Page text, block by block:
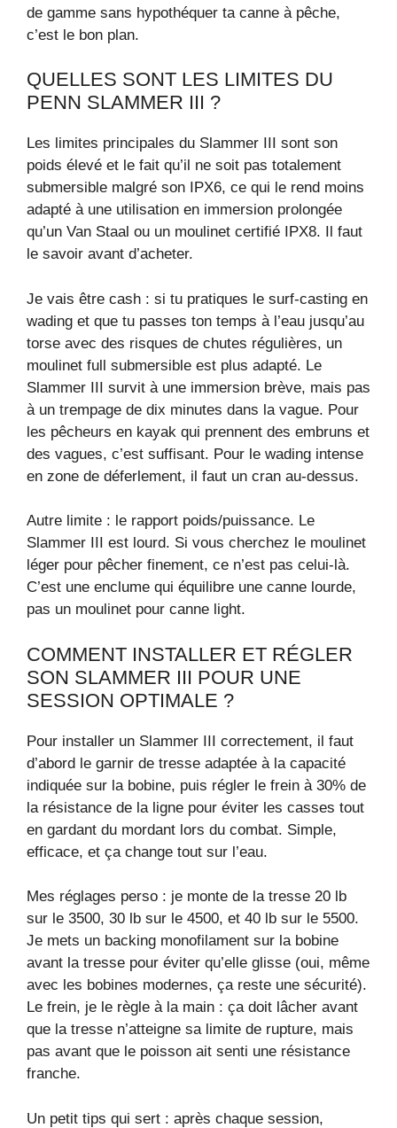
de gamme sans hypothéquer ta canne à pêche,
c’est le bon plan.
QUELLES SONT LES LIMITES DU
PENN SLAMMER III ?
Les limites principales du Slammer III sont son
poids élevé et le fait qu’il ne soit pas totalement
submersible malgré son IPX6, ce qui le rend moins
adapté à une utilisation en immersion prolongée
qu’un Van Staal ou un moulinet certifié IPX8. Il faut
le savoir avant d’acheter.
Je vais être cash : si tu pratiques le surf-casting en
wading et que tu passes ton temps à l’eau jusqu’au
torse avec des risques de chutes régulières, un
moulinet full submersible est plus adapté. Le
Slammer III survit à une immersion brève, mais pas
à un trempage de dix minutes dans la vague. Pour
les pêcheurs en kayak qui prennent des embruns et
des vagues, c’est suffisant. Pour le wading intense
en zone de déferlement, il faut un cran au-dessus.
Autre limite : le rapport poids/puissance. Le
Slammer III est lourd. Si vous cherchez le moulinet
léger pour pêcher finement, ce n’est pas celui-là.
C’est une enclume qui équilibre une canne lourde,
pas un moulinet pour canne light.
COMMENT INSTALLER ET RÉGLER
SON SLAMMER III POUR UNE
SESSION OPTIMALE ?
Pour installer un Slammer III correctement, il faut
d’abord le garnir de tresse adaptée à la capacité
indiquée sur la bobine, puis régler le frein à 30% de
la résistance de la ligne pour éviter les casses tout
en gardant du mordant lors du combat. Simple,
efficace, et ça change tout sur l’eau.
Mes réglages perso : je monte de la tresse 20 lb
sur le 3500, 30 lb sur le 4500, et 40 lb sur le 5500.
Je mets un backing monofilament sur la bobine
avant la tresse pour éviter qu’elle glisse (oui, même
avec les bobines modernes, ça reste une sécurité).
Le frein, je le règle à la main : ça doit lâcher avant
que la tresse n’atteigne sa limite de rupture, mais
pas avant que le poisson ait senti une résistance
franche.
Un petit tips qui sert : après chaque session,